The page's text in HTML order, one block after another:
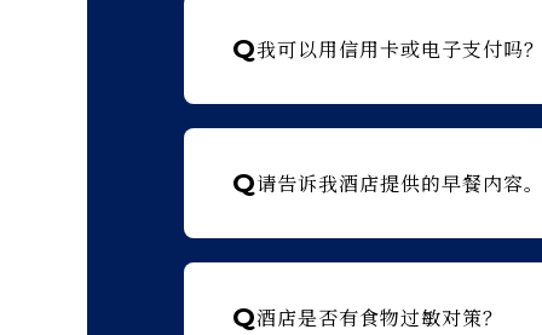
Q我可以用信用卡或电子支付吗？
Q请告诉我酒店提供的早餐内容。
Q酒店是否有食物过敏对策？